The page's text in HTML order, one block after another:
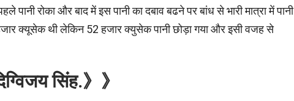
रोका और बाद में इस पानी का दबाव बढने पर बांध से भारी मात्रा में पानी
हजार क्यूसेक थी लेकिन 52 हजार क्युसेक पानी छोड़ा गया और इसी वजह से
सिंह.》》